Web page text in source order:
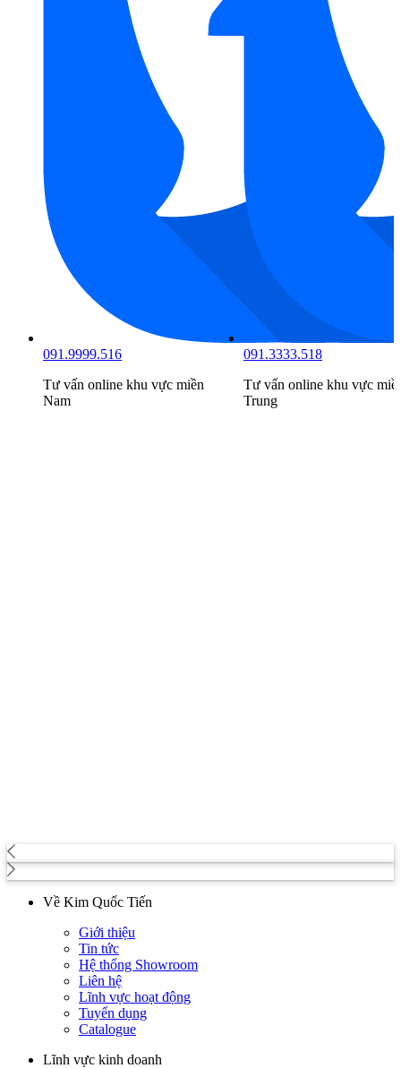
091.9999.516
Tư vấn online khu vực miền
Nam
091.3333.518
Tư vấn online khu vực
Trung
Về Kim Quốc Tiến
Giới thiệu
Tin tức
Hệ thống Showroom
Liên hệ
Lĩnh vực hoạt động
Tuyển dụng
Catalogue
Lĩnh vực kinh doanh